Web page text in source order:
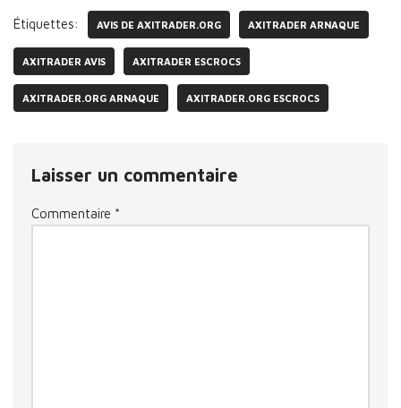
Étiquettes: AVIS DE AXITRADER.ORG AXITRADER ARNAQUE
AXITRADER AVIS AXITRADER ESCROCS
AXITRADER.ORG ARNAQUE AXITRADER.ORG ESCROCS
Laisser un commentaire
Commentaire *